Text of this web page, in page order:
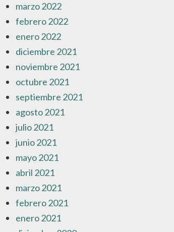
marzo 2022
febrero 2022
enero 2022
diciembre 2021
noviembre 2021
octubre 2021
septiembre 2021
agosto 2021
julio 2021
junio 2021
mayo 2021
abril 2021
marzo 2021
febrero 2021
enero 2021